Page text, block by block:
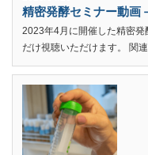
精密発酵セミナー動画
2023年4月に開催した精密
だけ視聴いただけます。 関連